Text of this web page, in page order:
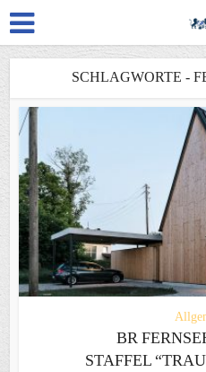
SCHLAGWORTE -
BR
STAFFEL